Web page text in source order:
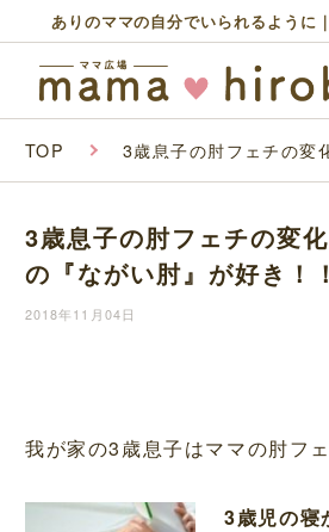
ありのママの自分でいられるように
TOP 3歳息子の肘フェチの変
3歳息子の肘フェチの変
の『ながい肘』が好き！！
2018年11月04日
我が家の3歳息子はママの肘フェ
3歳児の寝